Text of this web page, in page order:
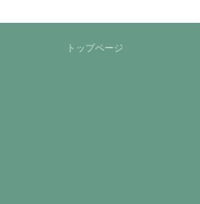
トップページ